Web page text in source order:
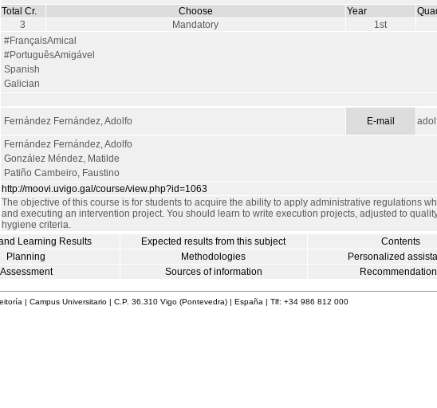
Total Cr. Choose Year
3
Mandatory 1st
#FrançaisAmical
#PortuguêsAmigável
Spanish
Galician
Fernández Fernández, Adolfo E-mail
Fernández Fernández, Adolfo
González Méndez, Matilde
Patiño Cambeiro, Faustino
http://moovi.uvigo.gal/course/view.php?id=1063
The objective of this course is for students to acquire the ability to apply administrative regulations
and executing an intervention project. You should learn to write execution projects, adjusted to
hygiene criteria.
Learning Results
Expected results from this subject
Contents
Planning
Methodologies
Personalized
Assessment
Sources of information
| Campus Universitario | C.P. 36.310 Vigo (Pontevedra) | España | Tlf: +34 986 812 000